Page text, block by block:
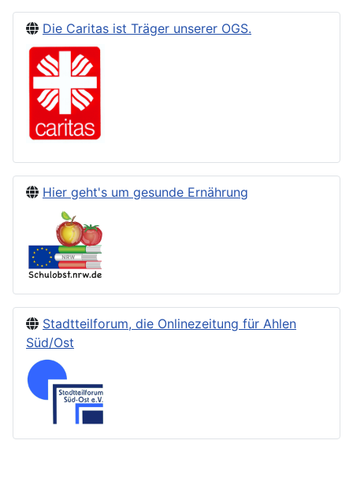
Die Caritas ist Träger unserer OGS.
Hier geht's um gesunde Ernährung
Stadtteilforum, die Onlinezeitung für Ahlen
Süd/Ost